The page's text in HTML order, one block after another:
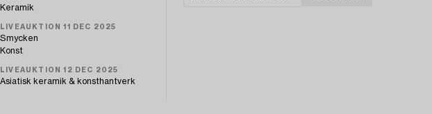
Keramik
LIVEAUKTION 11 DEC 2025
Smycken
Konst
LIVEAUKTION 12 DEC 2025
Asiatisk keramik & konsthantverk